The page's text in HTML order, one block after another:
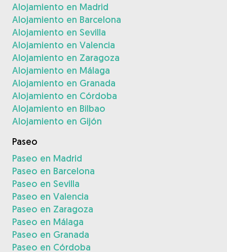
Alojamiento en Madrid
Alojamiento en Barcelona
Alojamiento en Sevilla
Alojamiento en Valencia
Alojamiento en Zaragoza
Alojamiento en Málaga
Alojamiento en Granada
Alojamiento en Córdoba
Alojamiento en Bilbao
Alojamiento en Gijón
Paseo
Paseo en Madrid
Paseo en Barcelona
Paseo en Sevilla
Paseo en Valencia
Paseo en Zaragoza
Paseo en Málaga
Paseo en Granada
Paseo en Córdoba